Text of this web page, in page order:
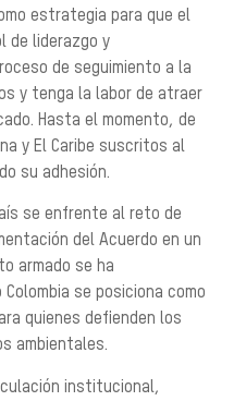
estrategia para que el
de liderazgo y
de seguimiento a la
y tenga la labor de atraer
Hasta el momento, de
y El Caribe suscritos al
su adhesión.
se enfrente al reto de
del Acuerdo en un
armado se ha
se posiciona como
quienes defienden los
ambientales.
institucional,